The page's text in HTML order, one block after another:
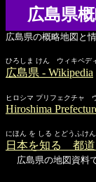
広島県概
広島県の概略地図と
ひろしま けん ウィキペデ
広島県 - Wikipedia
ヒロシマ プリフェクチャ
Hiroshima
にほん を しる とどうふけ
日本を知る 都
広島県の地図資料